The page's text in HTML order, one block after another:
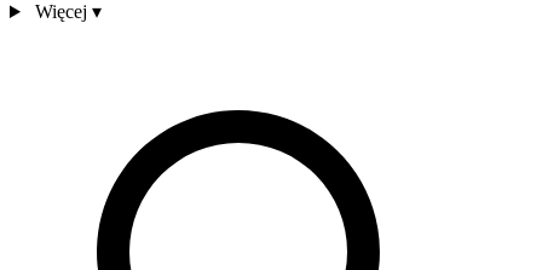
Więcej ▾